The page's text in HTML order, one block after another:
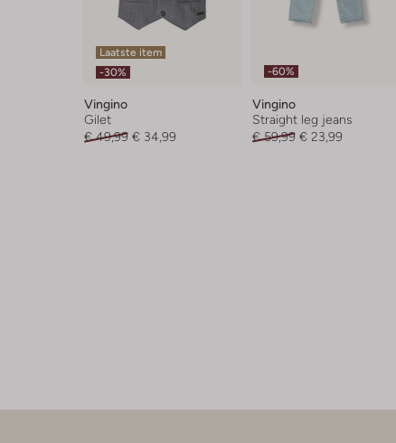
Laatste item
-30%
Vingino
Gilet
€ 49,99 € 34,99
-60%
Vingino
Straight leg jeans
€ 59,99 € 23,99